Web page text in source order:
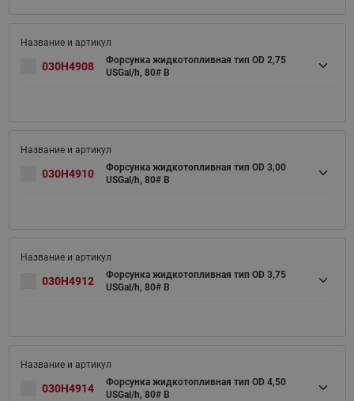
030H4908
Форсунка жидкотопливная тип OD 2,75
USGal/h, 80# B
030H4910
Форсунка жидкотопливная тип OD 3,00
USGal/h, 80# B
030H4912
Форсунка жидкотопливная тип OD 3,75
USGal/h, 80# B
030H4914
Форсунка жидкотопливная тип OD 4,50
USGal/h, 80# B